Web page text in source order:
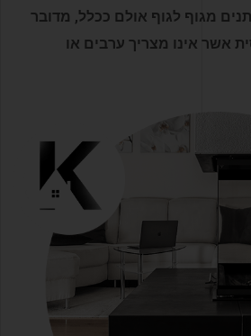
מגוף לגוף אולם ככלל, מדובר
אשר אינו מצריך ערבים או